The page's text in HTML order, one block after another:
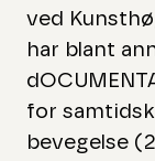
ved
har blant
for
bevegelse